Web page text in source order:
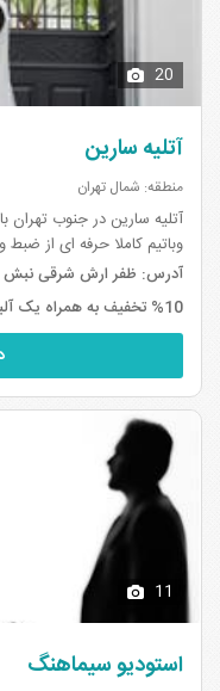
20
آتلیه سارین
منطقه: شمال تهران
آتلیه سارین در جنوب تهران
وباتیم کاملا حرفه ای از
وتصویربردار...
آدرس: ظفر ارش شرقی نبش
11
استودیو سیماهنگ